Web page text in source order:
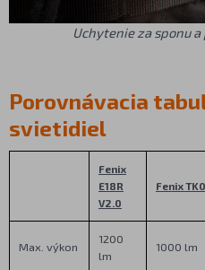
Uchytenie za sponu
Porovnávacia
svietidiel
Fenix
E18R
V2.0
Fenix
Max. výkon
1200
lm
1000 lm